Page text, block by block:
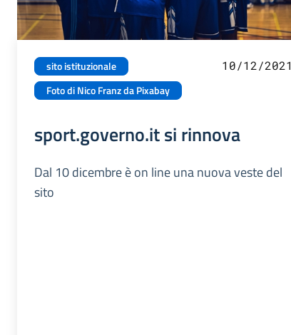
sito istituzionale
Foto di Nico Franz da Pixabay
10/12/2021
sport.governo.it si rinnova
Dal 10 dicembre è on line una nuova veste del
sito